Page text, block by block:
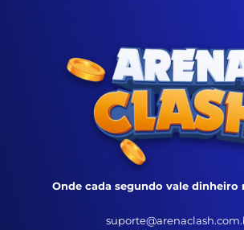
Onde cada segundo vale dinheiro